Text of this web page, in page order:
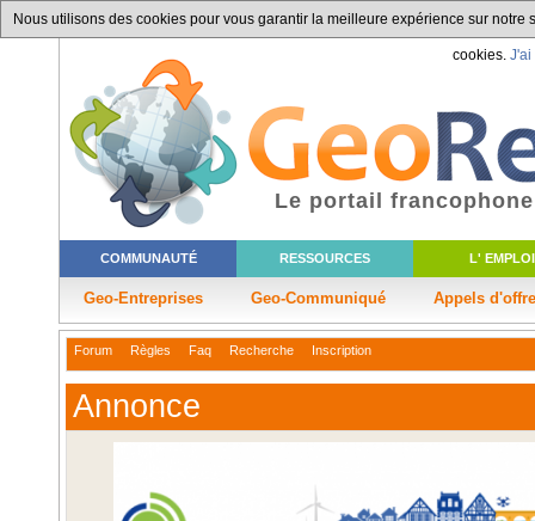
Nous utilisons des cookies pour vous garantir la meilleure expérience sur
cookies. J'ai
COMMUNAUTÉ RESSOURCES L' EMPLOI
Geo-Entreprises Geo-Communiqué Appels
Le portail
Forum Règles Faq Recherche Inscription
Annonce